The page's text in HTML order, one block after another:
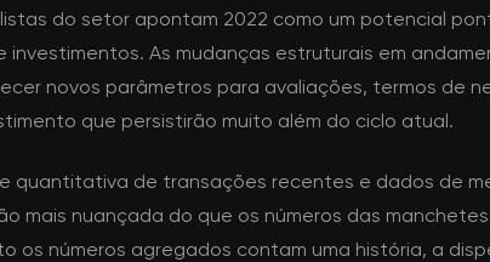
do setor apontam 2022 como um potencial
investimentos. As mudanças estruturais em
novos parâmetros para avaliações, termos de
que persistirão muito além do ciclo atual.
quantitativa de transações recentes e dados de
mais nuançada do que os números das
os números agregados contam uma história, a